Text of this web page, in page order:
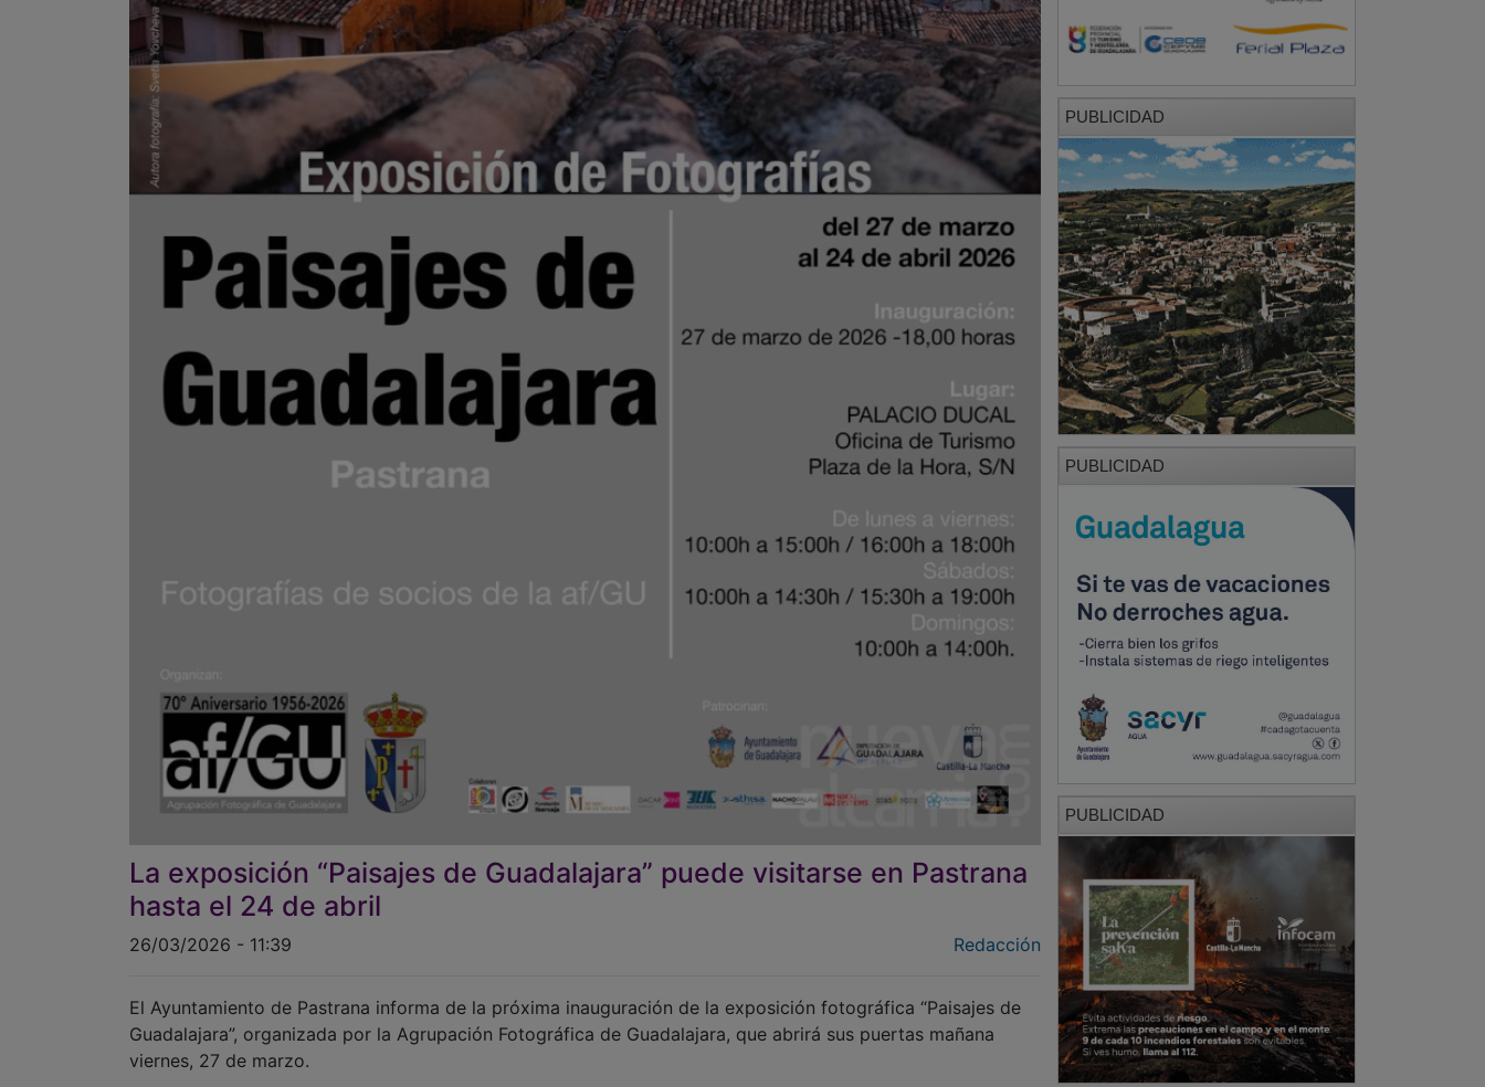
La exposición “Paisajes de Guadalajara” puede visitarse en Pastrana
hasta el 24 de abril
26/03/2026 - 11:39 Redacción
El Ayuntamiento de Pastrana informa de la próxima inauguración de la exposición fotográfica “Paisajes de
Guadalajara”, organizada por la Agrupación Fotográfica de Guadalajara, que abrirá sus puertas mañana
viernes, 27 de marzo.
PUBLICIDAD
PUBLICIDAD
PUBLICIDAD